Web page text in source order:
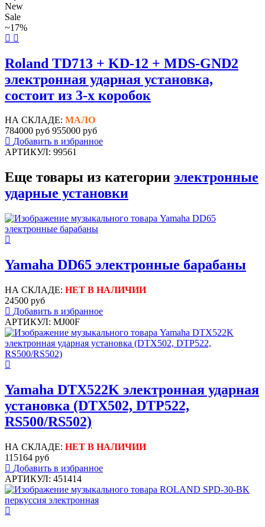
New
Sale
~17%
Roland TD713 + KD-12 + MDS-GND2
электронная ударная установка,
состоит из 3-х коробок
НА СКЛАДЕ: МАЛО
784000 руб 955000 руб
Добавить в избранное
АРТИКУЛ: 99561
Еще товары из категории электронные
ударные установки
Yamaha DD65 электронные барабаны
НА СКЛАДЕ: НЕТ В НАЛИЧИИ
24500 руб
Добавить в избранное
АРТИКУЛ: MJ00F
Yamaha DTX522K электронная ударная
установка (DTX502, DTP522,
RS500/RS502)
НА СКЛАДЕ: НЕТ В НАЛИЧИИ
115164 руб
Добавить в избранное
АРТИКУЛ: 451414